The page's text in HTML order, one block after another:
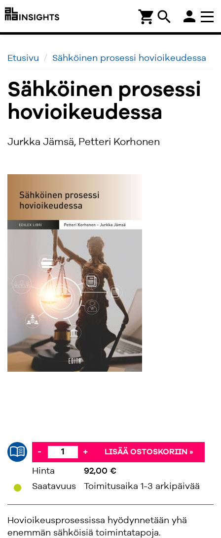
search
shopping_cart person
Etusivu Sähköinen prosessi hovioikeudessa
Sähköinen prosessi
hovioikeudessa
Jurkka Jämsä, Petteri Korhonen
- + LISÄÄ OSTOSKORIIN »
Hinta
92,00 €
Saatavuus
Toimitusaika 1-3 arkipäivää
Hovioikeusprosessissa hyödynnetään yhä
enemmän sähköisiä toimintatapoja.